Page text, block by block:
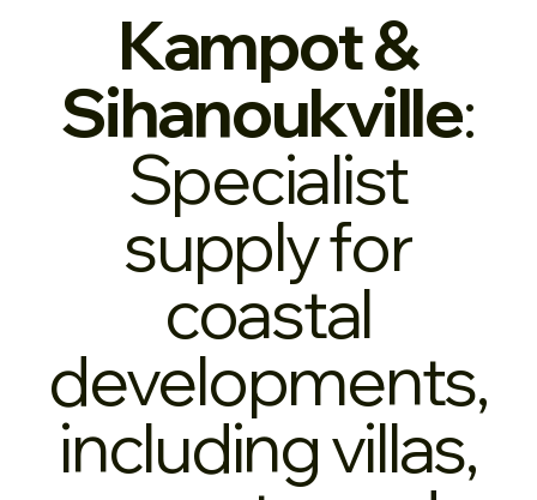
Kampot &
Sihanoukville:
Specialist
supply for
coastal
developments,
including villas,